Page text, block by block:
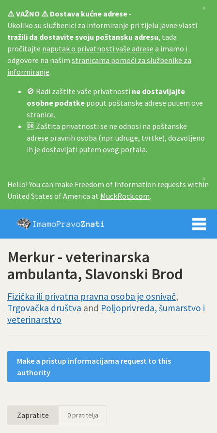
⚠️ VAŽNO ⚠️ Dostava kućne adrese -
Ukoliko su službenici za informiranje pri tijelu javne vlasti
tražili da dostavite svoju poštansku adresu, tada
pročitajte naputak o privatnosti vaše adrese a imamo i
odgovore na našim stranicama pomoći za službenike za
informiranje.
🚫 Radi zaštite vaše privatnosti ne dostavljajte
osobne podatke poput poštanske adrese putem ove
stranice.
🆗 Zaštita privatnosti se ne odnosi na poštanske
adrese pravnih osoba (npr. udruge, tvrtke), dozvoljeno
ih je dostavljati putem ovog portala.
×
Hello! You can make Freedom of Information requests within
United States of America at MuckRock.com.
×
Imamo
Merkur - veterinarska
ambulanta, Slavonski Brod
Fizička ili privatna pravna osoba je osnivač,
Trgovačka društva and Poljoprivreda, šumarstvo i
veterinarstvo
Make a pristup informacijama request to this
authority
Zapratite 0pratitelja